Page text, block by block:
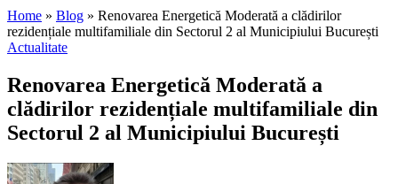
Home » Blog » Renovarea Energetică Moderată a clădirilor
rezidențiale multifamiliale din Sectorul 2 al Municipiului București
Actualitate
Renovarea Energetică Moderată a
clădirilor rezidențiale multifamiliale din
Sectorul 2 al Municipiului București